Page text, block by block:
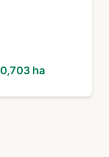
0,703 ha